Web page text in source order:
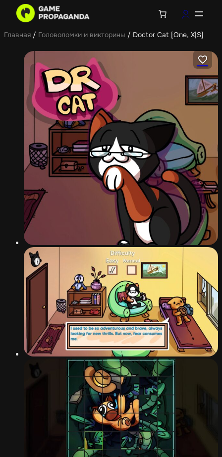
Главная / Головоломки и викторины / Doctor Cat [One, X|S]